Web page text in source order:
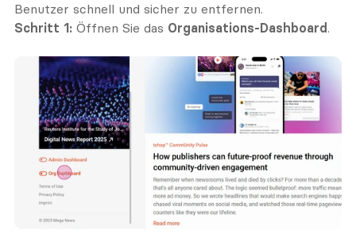
Benutzer schnell und sicher zu entfernen.
Schritt 1: Öffnen Sie das Organisations-Dashboard .